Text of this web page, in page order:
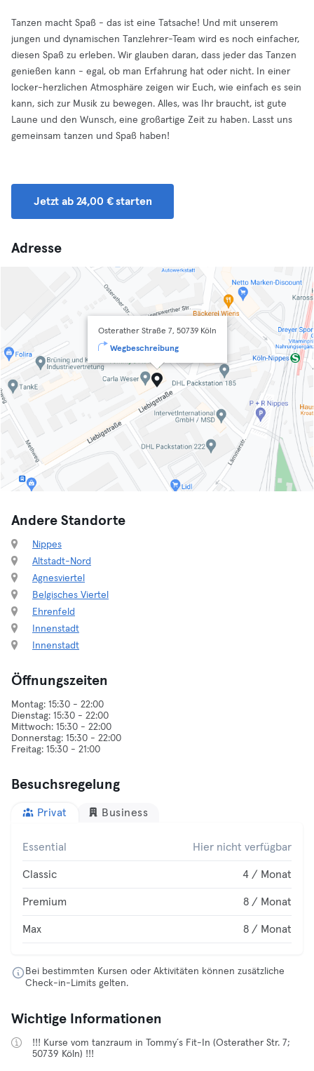
Tanzen macht Spaß - das ist eine Tatsache! Und mit unserem
jungen und dynamischen Tanzlehrer-Team wird es noch einfacher,
diesen Spaß zu erleben. Wir glauben daran, dass jeder das Tanzen
genießen kann - egal, ob man Erfahrung hat oder nicht. In einer
locker-herzlichen Atmosphäre zeigen wir Euch, wie einfach es sein
kann, sich zur Musik zu bewegen. Alles, was Ihr braucht, ist gute
Laune und den Wunsch, eine großartige Zeit zu haben. Lasst uns
gemeinsam tanzen und Spaß haben!
Jetzt ab 24,00 € starten
Adresse
Osterather Straße 7, 50739 Köln
Wegbeschreibung
Andere Standorte
Nippes
Altstadt-Nord
Agnesviertel
Belgisches Viertel
Ehrenfeld
Innenstadt
Innenstadt
Öffnungszeiten
Montag: 15:30 - 22:00
Dienstag: 15:30 - 22:00
Mittwoch: 15:30 - 22:00
Donnerstag: 15:30 - 22:00
Besuchsregelung
Privat Business
Essential Hier nicht verfügbar
Classic 4 / Monat
Premium 8 / Monat
Max 8 / Monat
Bei bestimmten Kursen oder Aktivitäten können zusätzliche
Check-in-Limits gelten.
Wichtige Informationen
!!! Kurse vom tanzraum in Tommy´s Fit-In (Osterather Str. 7;
50739 Köln) !!!